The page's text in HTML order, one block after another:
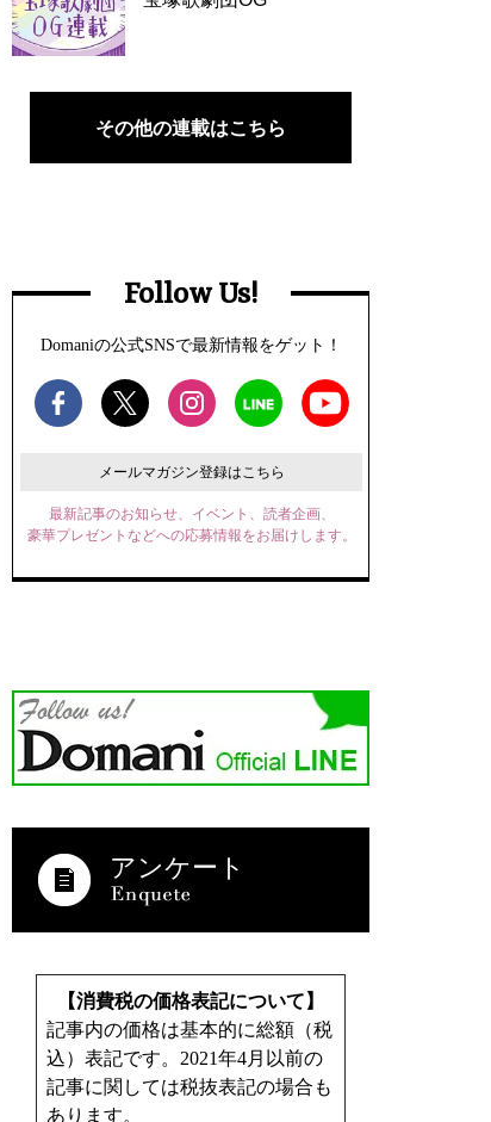
その他の連載はこちら
Follow Us!
Domaniの公式SNSで最新情報をゲット！
メールマガジン登録はこちら
最新記事のお知らせ、イベント、読者企画、
豪華プレゼントなどへの応募情報をお届けします。
アンケート
【消費税の価格表記について】
記事内の価格は基本的に総額（税
込）表記です。2021年4月以前の
記事に関しては税抜表記の場合も
あります。